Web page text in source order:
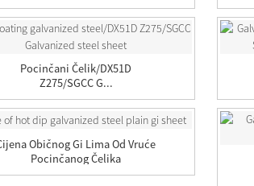
Pocinčani Čelik/DX51D
Z275/SGCC G...
Običnog Gi Lima Od Vruće
Pocinčanog Čelika